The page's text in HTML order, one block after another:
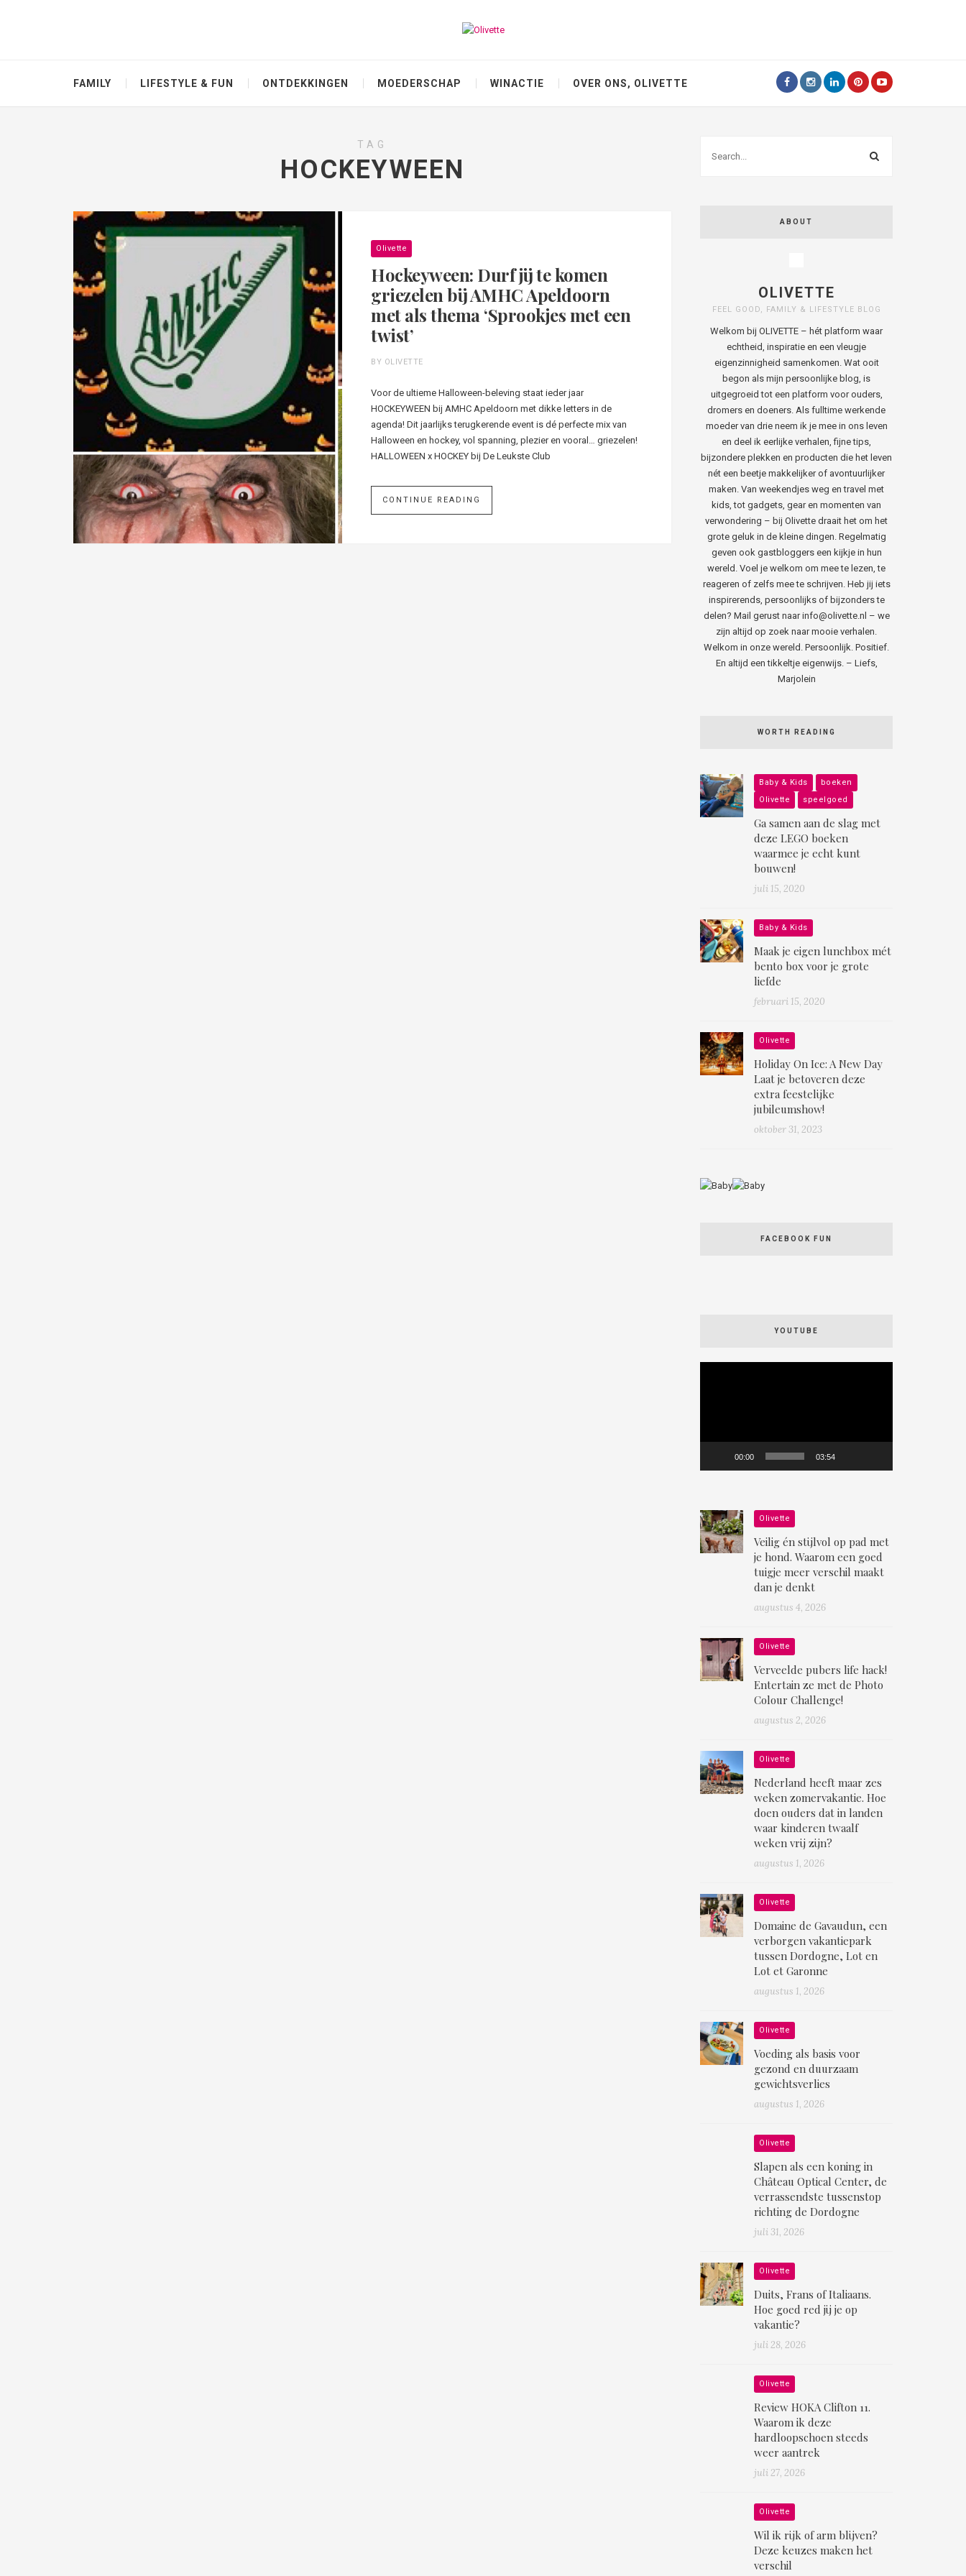
FAMILY LIFESTYLE & FUN ONTDEKKINGEN MOEDERSCHAP WINACTIE OVER ONS, OLIVETTE
TAG
HOCKEYWEEN
Olivette
Hockeyween: Durf jij te komen
griezelen bij AMHC Apeldoorn
met als thema ‘Sprookjes met een
twist’
BY OLIVETTE
Voor de ultieme Halloween-beleving staat ieder jaar
HOCKEYWEEN bij AMHC Apeldoorn met dikke letters in de
agenda! Dit jaarlijks terugkerende event is dé perfecte mix van
Halloween en hockey, vol spanning, plezier en vooral… griezelen!
HALLOWEEN x HOCKEY bij De Leukste Club
CONTINUE READING
ABOUT
OLIVETTE
FEEL GOOD, FAMILY & LIFESTYLE BLOG
Welkom bij OLIVETTE – hét platform waar
echtheid, inspiratie en een vleugje
eigenzinnigheid samenkomen. Wat ooit
begon als mijn persoonlijke blog, is
uitgegroeid tot een platform voor ouders,
dromers en doeners. Als fulltime werkende
moeder van drie neem ik je mee in ons leven
en deel ik eerlijke verhalen, fijne tips,
bijzondere plekken en producten die het leven
nét een beetje makkelijker of avontuurlijker
maken. Van weekendjes weg en travel met
kids, tot gadgets, gear en momenten van
verwondering – bij Olivette draait het om het
grote geluk in de kleine dingen. Regelmatig
geven ook gastbloggers een kijkje in hun
wereld. Voel je welkom om mee te lezen, te
reageren of zelfs mee te schrijven. Heb jij iets
inspirerends, persoonlijks of bijzonders te
delen? Mail gerust naar info@olivette.nl – we
zijn altijd op zoek naar mooie verhalen.
Welkom in onze wereld. Persoonlijk. Positief.
En altijd een tikkeltje eigenwijs. – Liefs,
Marjolein
WORTH READING
Baby & Kids
boeken
Olivette
speelgoed
Ga samen aan de slag met
deze LEGO boeken
waarmee je echt kunt
bouwen!
juli 15, 2020
Baby & Kids
Maak je eigen lunchbox mét
bento box voor je grote
liefde
februari 15, 2020
Olivette
Holiday On Ice: A New Day
Laat je betoveren deze
extra feestelijke
jubileumshow!
oktober 31, 2023
FACEBOOK FUN
YOUTUBE
00:00 03:54
Olivette
Veilig én stijlvol op pad met
je hond. Waarom een goed
tuigje meer verschil maakt
dan je denkt
augustus 4, 2026
Olivette
Verveelde pubers life hack!
Entertain ze met de Photo
Colour Challenge!
augustus 2, 2026
Olivette
Nederland heeft maar zes
weken zomervakantie. Hoe
doen ouders dat in landen
waar kinderen twaalf
weken vrij zijn?
augustus 1, 2026
Olivette
Domaine de Gavaudun, een
verborgen vakantiepark
tussen Dordogne, Lot en
Lot et Garonne
augustus 1, 2026
Olivette
Voeding als basis voor
gezond en duurzaam
gewichtsverlies
augustus 1, 2026
Olivette
Slapen als een koning in
Château Optical Center, de
verrassendste tussenstop
richting de Dordogne
juli 31, 2026
Olivette
Duits, Frans of Italiaans.
Hoe goed red jij je op
vakantie?
juli 28, 2026
Olivette
Review HOKA Clifton 11.
Waarom ik deze
hardloopschoen steeds
weer aantrek
juli 27, 2026
Olivette
Wil ik rijk of arm blijven?
Deze keuzes maken het
verschil